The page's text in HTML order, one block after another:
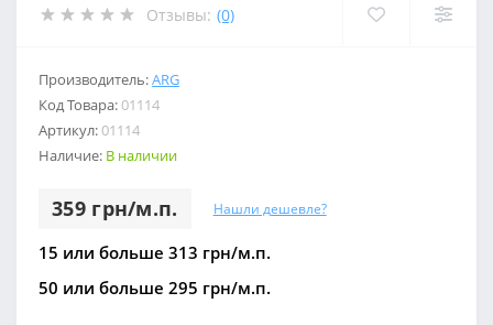
Отзывы: (0)
Производитель:ARG
Код Товара:01114
Артикул:01114
Наличие: В наличии
359 грн/м.п. Нашли дешевле?
15 или больше 313 грн/м.п.
50 или больше 295 грн/м.п.